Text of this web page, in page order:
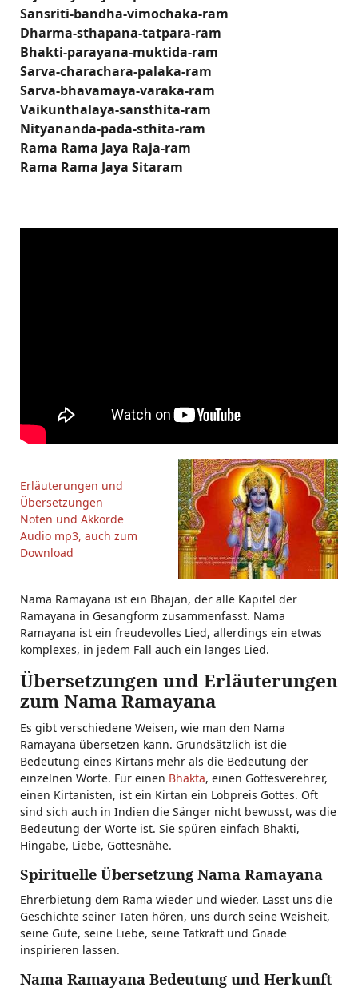
Sansriti-bandha-vimochaka-ram
Dharma-sthapana-tatpara-ram
Bhakti-parayana-muktida-ram
Sarva-charachara-palaka-ram
Sarva-bhavamaya-varaka-ram
Vaikunthalaya-sansthita-ram
Nityananda-pada-sthita-ram
Rama Rama Jaya Raja-ram
Rama Rama Jaya Sitaram
Erläuterungen und
Übersetzungen
Noten und Akkorde
Audio mp3, auch zum
Download
Nama Ramayana ist ein Bhajan, der alle Kapitel der
Ramayana in Gesangform zusammenfasst. Nama
Ramayana ist ein freudevolles Lied, allerdings ein etwas
komplexes, in jedem Fall auch ein langes Lied.
Übersetzungen und Erläuterungen
zum Nama Ramayana
Es gibt verschiedene Weisen, wie man den Nama
Ramayana übersetzen kann. Grundsätzlich ist die
Bedeutung eines Kirtans mehr als die Bedeutung der
einzelnen Worte. Für einen Bhakta, einen Gottesverehrer,
einen Kirtanisten, ist ein Kirtan ein Lobpreis Gottes. Oft
sind sich auch in Indien die Sänger nicht bewusst, was die
Bedeutung der Worte ist. Sie spüren einfach Bhakti,
Hingabe, Liebe, Gottesnähe.
Spirituelle Übersetzung Nama Ramayana
Ehrerbietung dem Rama wieder und wieder. Lasst uns die
Geschichte seiner Taten hören, uns durch seine Weisheit,
seine Güte, seine Liebe, seine Tatkraft und Gnade
inspirieren lassen.
Nama Ramayana Bedeutung und Herkunft